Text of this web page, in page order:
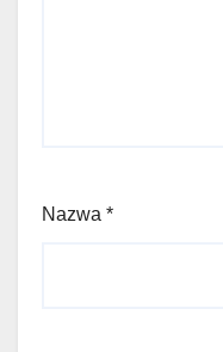
Nazwa *